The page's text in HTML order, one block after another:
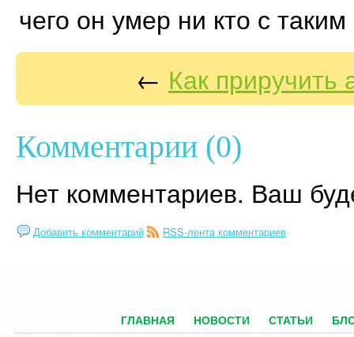
чего он умер ни кто с
← Как приручить
Комментарии (0)
Нет комментариев. Ваш
Добавить комментарий RSS-лента комментариев
ГЛАВНАЯ НОВОСТИ СТАТЬИ